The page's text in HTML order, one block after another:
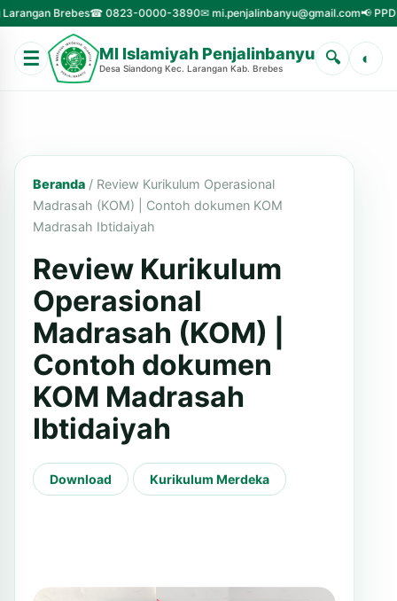
✉ mi.penjalinbanyu@gmail.com📢 PPDB Tahun Ajaran Baru Telah
☰ MI Islamiyah Penjalinbanyu
Desa Siandong Kec. Larangan Kab. Brebes
🔍 ◐
Beranda / Review Kurikulum Operasional
Madrasah (KOM) | Contoh dokumen KOM
Madrasah Ibtidaiyah
Review Kurikulum
Operasional
Madrasah (KOM) |
Contoh dokumen
KOM Madrasah
Ibtidaiyah
Download Kurikulum Merdeka